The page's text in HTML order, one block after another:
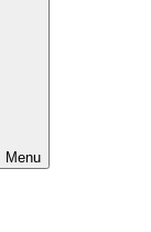
Menu